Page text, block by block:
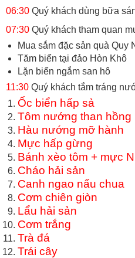
06:30 Quý khách dùng bữa
07:30 Quý khách tham quan
Mua sắm đặc sản quà Quy
Tăm biển tại đảo Hòn Khô
Lặn biển ngắm san hô
11:30 Quý khách tắm tráng
Ốc biển hấp sả
Tôm nướng than hồng
Hàu nướng mỡ hành
Mực hấp gừng
Bánh xèo tôm + mực
Cháo hải sản
Canh ngao nấu chua
Cơm chiên giòn
Lẩu hải sản
Cơm trắng
Trà đá
Trái cây